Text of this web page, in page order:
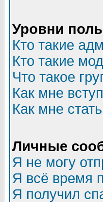
Уровни
Кто такие
Кто такие
Что такое
Как мне
Как мне
Личные
Я не могу
Я всё время
Я получил